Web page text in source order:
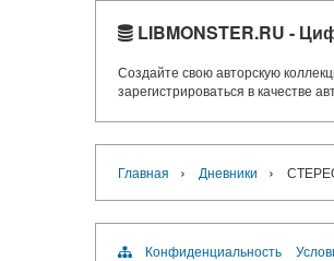
LIBMONSTER.RU -
Создайте свою авторскую
зарегистрироваться в качестве
Главная › Дневники ›
Конфиденциальность